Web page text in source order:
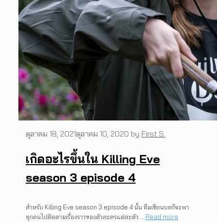
เกิดอะไรขึ้นใน Killing Eve
season 3 episode 4
ตุลาคม 18, 2021ตุลาคม 10, 2020 by First S.
สำหรับ Killing Eve season 3 episode 4 นั้น ทีมเขียนบทก็จะพา
ทุกคนไปติดตามเรื่องราวของตัวละครแต่ละตัว … Read more